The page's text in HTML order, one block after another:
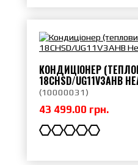
КОНДИЦІОНЕР
18CHSD/UG11V3AHB
(10000031 )
43 499.00 грн.